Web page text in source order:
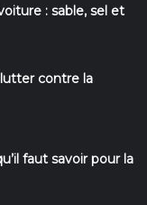
: sable, sel et
contre la
faut savoir pour la